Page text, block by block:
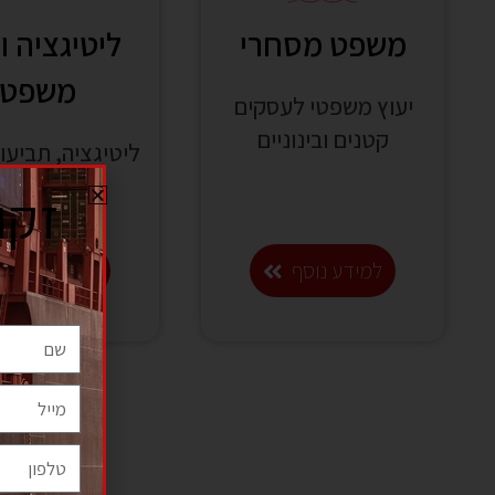
משפט מסחרי
יעוץ משפטי לעסקים
קטנים ובינוניים
למידע נוסף
ליטיגציה
משפט
ליטיגציה,
בבתי
למידע נוסף